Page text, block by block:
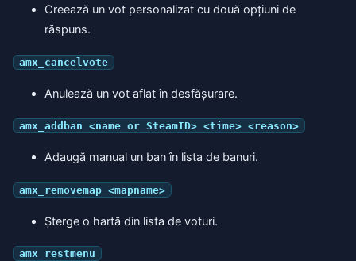
Creează un vot personalizat cu două opțiuni de
răspuns.
amx_cancelvote
Anulează un vot aflat în desfășurare.
amx_addban <name or SteamID> <time> <reason>
Adaugă manual un ban în lista de banuri.
amx_removemap <mapname>
Șterge o hartă din lista de voturi.
amx_restmenu